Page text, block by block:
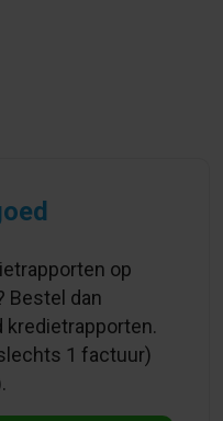
op
Bestel dan
kredietrapporten.
1 factuur)